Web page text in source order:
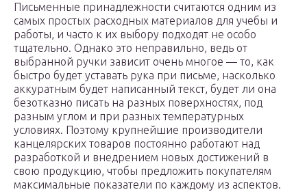
Письменные принадлежности считаются одним из
самых простых расходных материалов для учебы и
работы, и часто к их выбору подходят не особо
тщательно. Однако это неправильно, ведь от
выбранной ручки зависит очень многое — то, как
быстро будет уставать рука при письме, насколько
аккуратным будет написанный текст, будет ли она
безотказно писать на разных поверхностях, под
разным углом и при разных температурных
условиях. Поэтому крупнейшие производители
канцелярских товаров постоянно работают над
разработкой и внедрением новых достижений в
свою продукцию, чтобы предложить покупателям
максимальные показатели по каждому из аспектов.